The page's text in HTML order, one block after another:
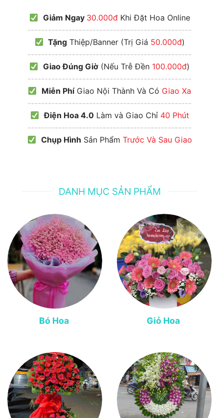
Giảm Ngay 30.000đKhi Đặt Hoa Online
------------------------------------------------
TặngThiệp/Banner (Trị Giá 50.000đ)
------------------------------------------------
Giao Đúng Giờ (Nếu Trễ Đền 100.000đ)
------------------------------------------------
Miễn PhíGiao Nội Thành Và Có Giao Xa
------------------------------------------------
Điện Hoa 4.0Làm và Giao Chỉ 40 Phút
------------------------------------------------
Chụp Hình Sản Phẩm Trước Và Sau Giao
DANH MỤC SẢN PHẨM
Bó Hoa Giỏ Hoa